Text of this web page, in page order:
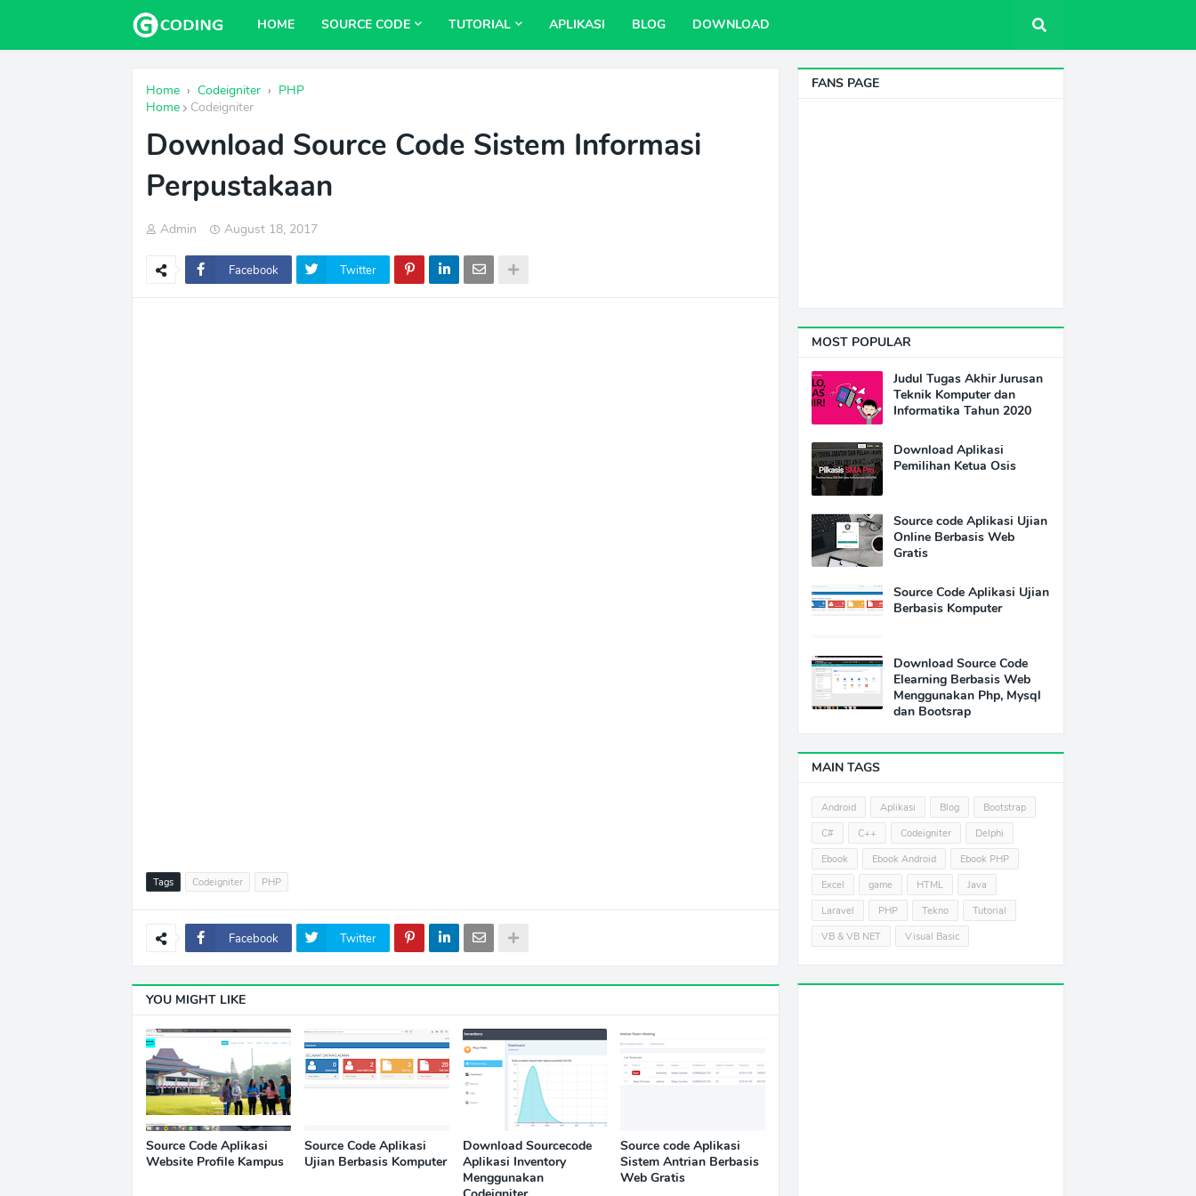
HOME SOURCE CODE TUTORIAL APLIKASI BLOG DOWNLOAD
Home › Codeigniter › PHP
Home
Codeigniter
Download Source Code Sistem Informasi
Perpustakaan
Admin August 18, 2017
Facebook Twitter
Tags Codeigniter PHP
Facebook Twitter
YOU MIGHT LIKE
Source Code Aplikasi
Website Profile Kampus
Source Code Aplikasi
Ujian Berbasis Komputer
Download Sourcecode
Aplikasi Inventory
Menggunakan
Source code Aplikasi
Sistem Antrian Berbasis
Web Gratis
FANS PAGE
MOST POPULAR
Judul Tugas Akhir Jurusan
Teknik Komputer dan
Informatika Tahun 2020
Download Aplikasi
Pemilihan Ketua Osis
Source code Aplikasi Ujian
Online Berbasis Web
Gratis
Source Code Aplikasi Ujian
Berbasis Komputer
Download Source Code
Elearning Berbasis Web
Menggunakan Php, Mysql
dan Bootsrap
MAIN TAGS
Android Aplikasi Blog
Bootstrap
C#
C++ Codeigniter
Delphi
Ebook
Ebook Android
Ebook PHP
Excel
game HTML
Java
Laravel
PHP Tekno
Tutorial
VB & VB NET
Visual Basic